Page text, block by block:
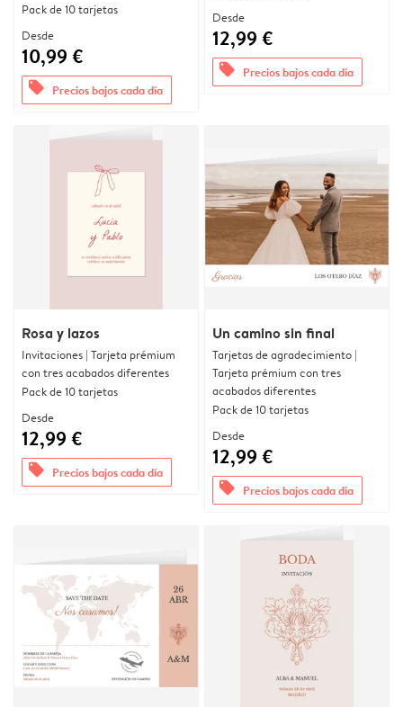
Pack de 10 tarjetas
Desde
10,99 €
offers Precios bajos cada día
Desde
12,99 €
offers Precios bajos cada día
Rosa y lazos
Invitaciones | Tarjeta prémium
con tres acabados diferentes
Pack de 10 tarjetas
Desde
12,99 €
offers Precios bajos cada día
Un camino sin final
Tarjetas de agradecimiento |
Tarjeta prémium con tres
acabados diferentes
Pack de 10 tarjetas
Desde
12,99 €
offers Precios bajos cada día